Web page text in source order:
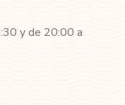
y de 20:00 a